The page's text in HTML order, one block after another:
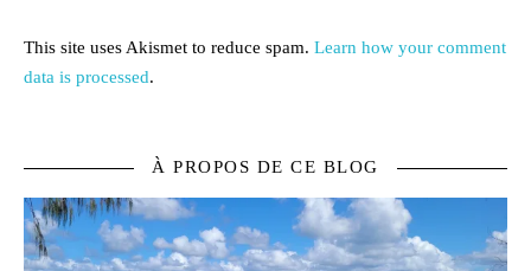
This site uses Akismet to reduce spam. Learn how your comment
data is processed.
À PROPOS DE CE BLOG